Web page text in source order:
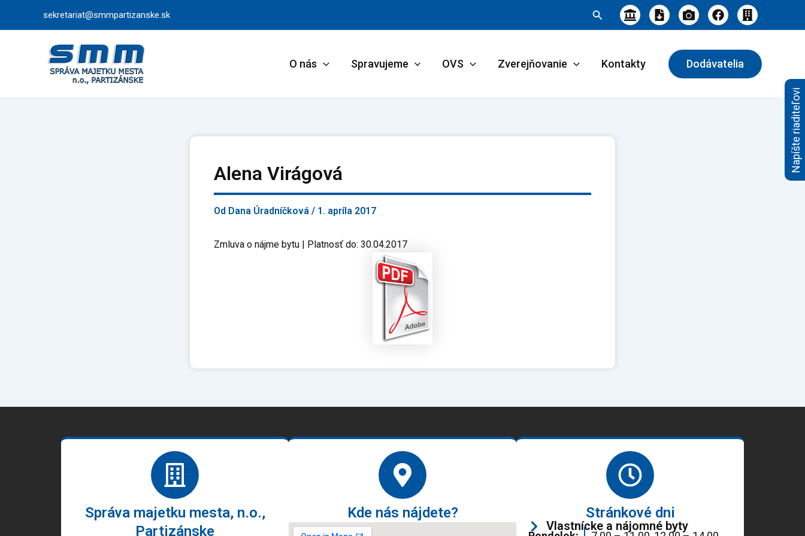
sekretariat@smmpartizanske.sk Hľadať
O nás Spravujeme OVS Zverejňovanie Kontakty Dodávatelia
Alena Virágová
Od Dana Úradníčková / 1. apríla 2017
Zmluva o nájme bytu | Platnosť do: 30.04.2017
Správa majetku mesta, n.o.,
Partizánske
Kde nás nájdete? Stránkové dni
Vlastnícke a nájomné byty
Napíšte riaditeľovi